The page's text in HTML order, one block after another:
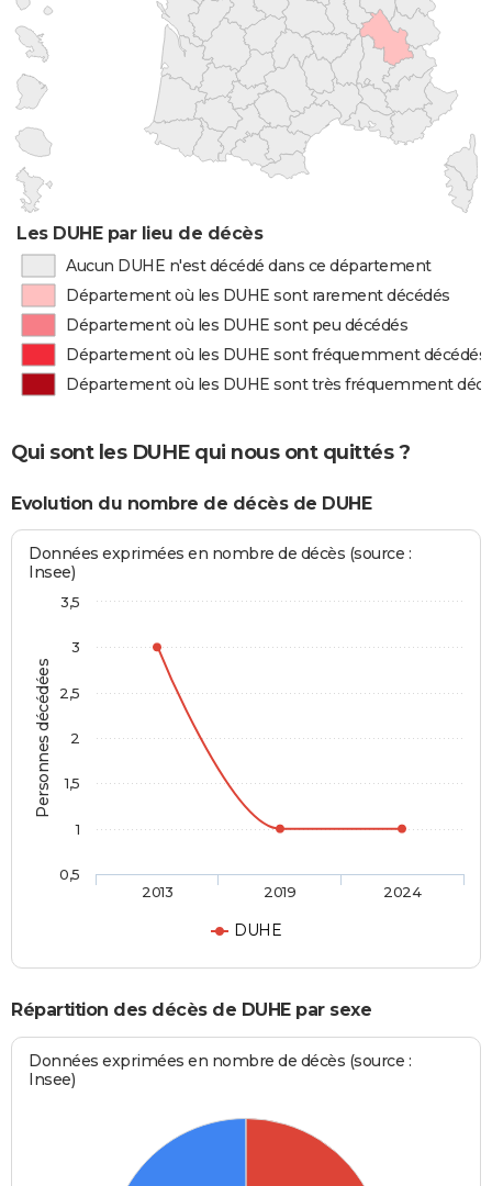
Les DUHE par lieu de décès
Aucun DUHE n'est décédé dans ce département
Département où les DUHE sont rarement décédés
Département où les DUHE sont peu décédés
Département où les DUHE sont fréquemment décédés
Département où les DUHE sont très fréquemment
Qui sont les DUHE qui nous ont quittés ?
Evolution du nombre de décès de DUHE
Personnes décédées
Données exprimées en nombre de décès (source :
Insee)
DUHE
2013 2019 2024
0,5
1
1,5
2
2,5
3
3,5
Répartition des décès de DUHE par sexe
Données exprimées en nombre de décès (source :
Insee)